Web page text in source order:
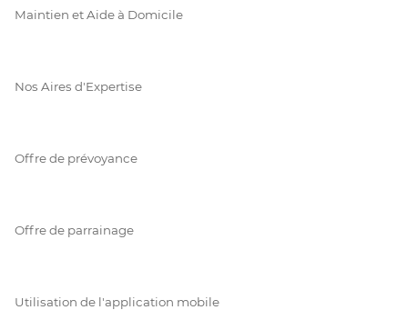
Maintien et Aide à Domicile
Nos Aires d'Expertise
Offre de prévoyance
Offre de parrainage
Utilisation de l'application mobile